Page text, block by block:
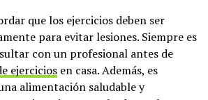
que los ejercicios deben ser
para evitar lesiones. Siempre es
con un profesional antes de
ejercicios en casa. Además, es
alimentación saludable y